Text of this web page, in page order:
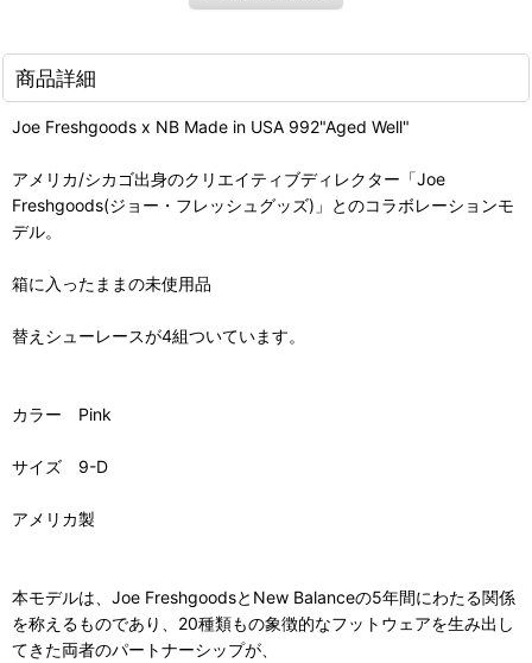
商品詳細
Joe Freshgoods x NB Made in USA 992"Aged Well"
アメリカ/シカゴ出身のクリエイティブディレクター「Joe
Freshgoods(ジョー・フレッシュグッズ)」とのコラボレーションモ
デル。
箱に入ったままの未使用品
替えシューレースが4組ついています。
カラー Pink
サイズ 9-D
アメリカ製
本モデルは、Joe FreshgoodsとNew Balanceの5年間にわたる関係
を称えるものであり、20種類もの象徴的なフットウェアを生み出し
てきた両者のパートナーシップが、